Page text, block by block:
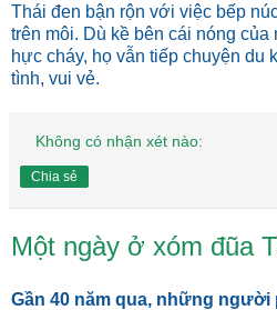
Thái đen bận rộn với việc bếp
trên môi. Dù kề bên cái nóng
hực cháy, họ vẫn tiếp chuyện du
tình, vui vẻ.
Không có nhận xét nào:
Chia sẻ
Một ngày ở xóm đũa
Gần 40 năm qua, những